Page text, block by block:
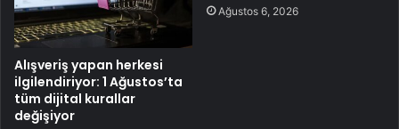
Alışveriş yapan herkesi
ilgilendiriyor: 1 Ağustos’ta
tüm dijital kurallar
değişiyor
Ağustos 6, 2026